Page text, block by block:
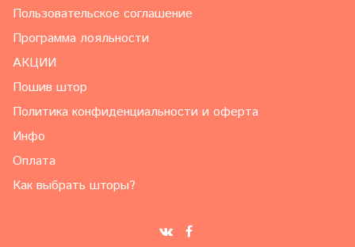
Пользовательское соглашение
Программа лояльности
АКЦИИ
Пошив штор
Политика конфиденциальности и оферта
Инфо
Оплата
Как выбрать шторы?